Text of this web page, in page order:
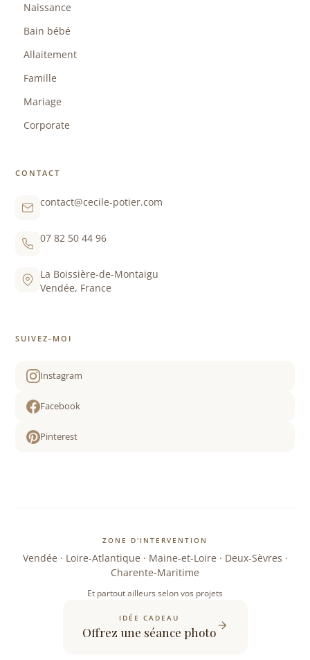
Naissance
Bain bébé
Allaitement
Famille
Mariage
Corporate
CONTACT
contact@cecile-potier.com
07 82 50 44 96
La Boissière-de-Montaigu
Vendée, France
SUIVEZ-MOI
Instagram
Facebook
Pinterest
ZONE D'INTERVENTION
Vendée · Loire-Atlantique · Maine-et-Loire · Deux-Sèvres ·
Charente-Maritime
Et partout ailleurs selon vos projets
IDÉE CADEAU
Offrez une séance photo